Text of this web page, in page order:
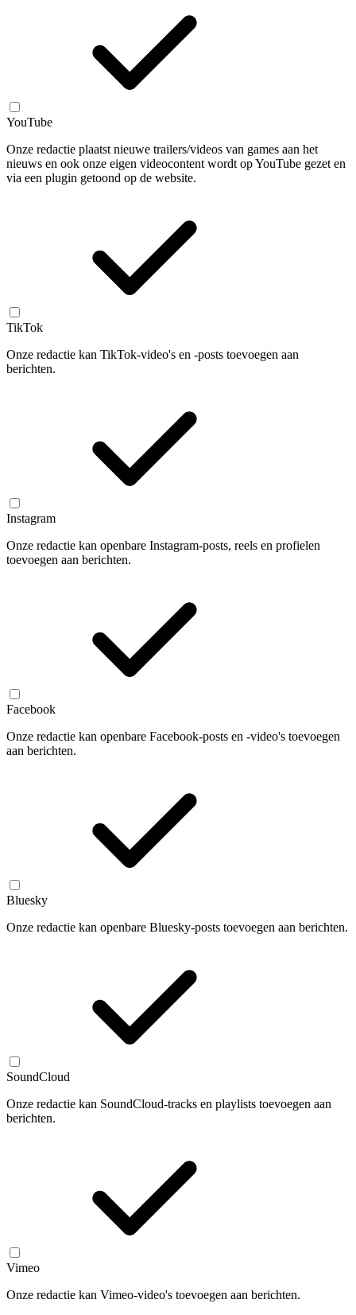
YouTube
Onze redactie plaatst nieuwe trailers/videos van games aan het
nieuws en ook onze eigen videocontent wordt op YouTube gezet en
via een plugin getoond op de website.
TikTok
Onze redactie kan TikTok-video's en -posts toevoegen aan
berichten.
Instagram
Onze redactie kan openbare Instagram-posts, reels en profielen
toevoegen aan berichten.
Facebook
Onze redactie kan openbare Facebook-posts en -video's toevoegen
aan berichten.
Bluesky
Onze redactie kan openbare Bluesky-posts toevoegen aan berichten.
SoundCloud
Onze redactie kan SoundCloud-tracks en playlists toevoegen aan
berichten.
Vimeo
Onze redactie kan Vimeo-video's toevoegen aan berichten.